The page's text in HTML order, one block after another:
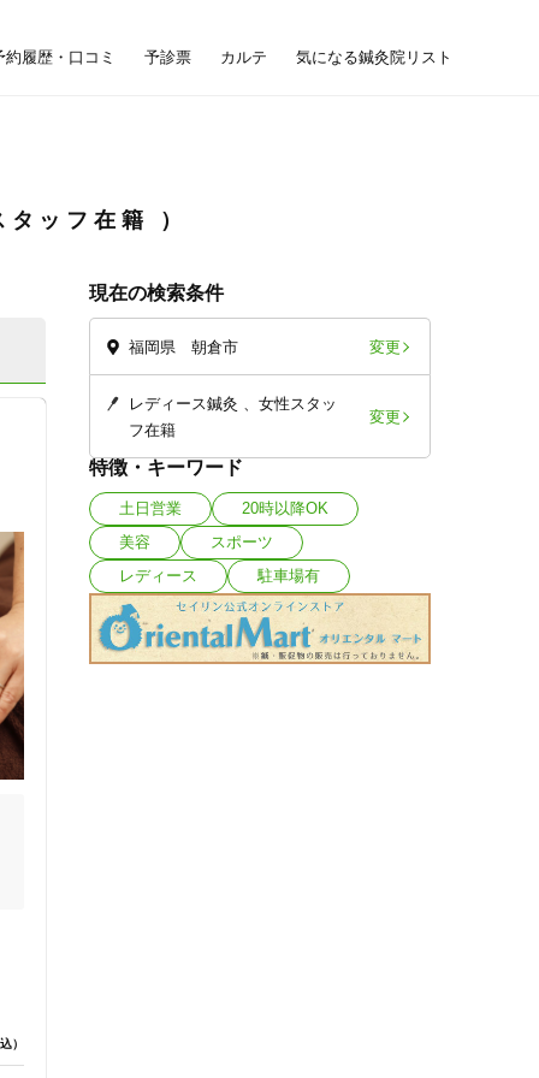
約履歴・口コミ 予診票 カルテ 気になる鍼灸院リスト
タッフ在籍
現在の検索条件
福岡県 朝倉市 変更
レディース鍼灸
女性スタッ
フ在籍
変更
特徴・キーワード
土日営業
20時以降OK
美容
スポーツ
レディース
駐車場有
）